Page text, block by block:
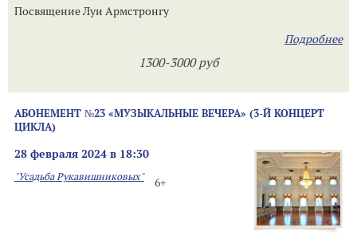
Посвящение Луи Армстронгу
Подробнее
1300-3000 руб
АБОНЕМЕНТ №23 «МУЗЫКАЛЬНЫЕ ВЕЧЕРА» (3-Й КОНЦЕРТ
ЦИКЛА)
28 февраля 2024 в 18:30
6+
"Усадьба Рукавишниковых"